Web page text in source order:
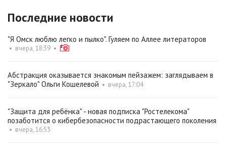
Последние новости
"Я Омск люблю легко и пылко". Гуляем по Аллее литераторов
• вчера, 18:39 •
Абстракция оказывается знакомым пейзажем: заглядываем в
"Зеркало" Ольги Кошелевой • вчера, 17:04
"Защита для ребёнка" - новая подписка "Ростелекома"
позаботится о кибербезопасности подрастающего поколения
• вчера, 16:53